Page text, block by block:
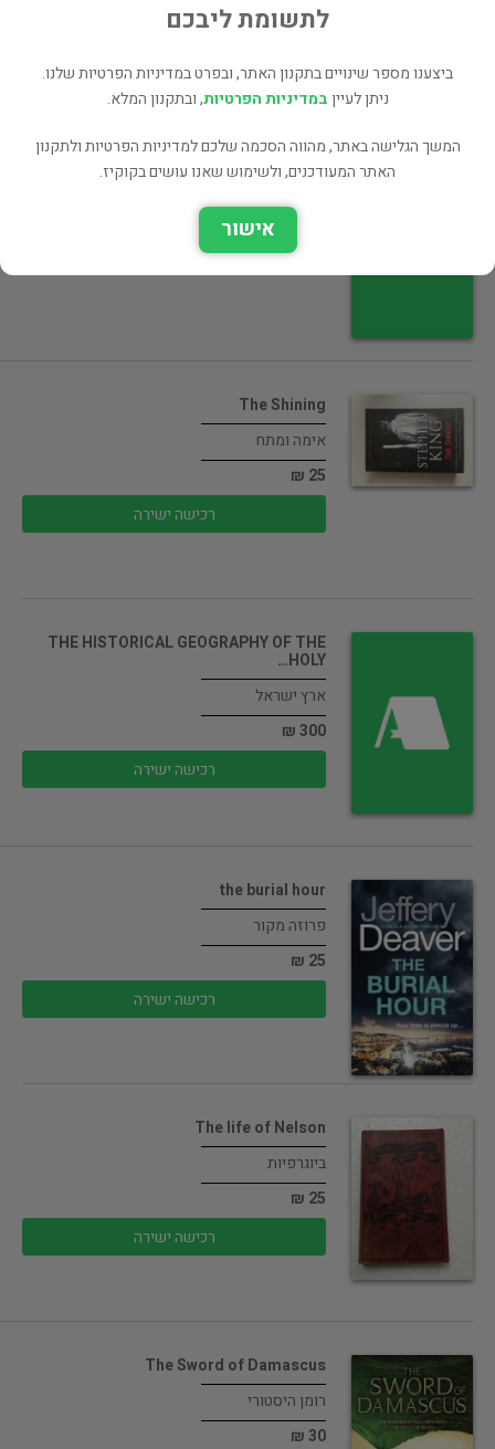
Dune - 50th Anniversary Edition חולית…
מדע בדיוני ופנטזיה
רכישה ישירה
The Shining
אימה ומתח
25 ₪
רכישה ישירה
THE HISTORICAL GEOGRAPHY OF THE
HOLY…
ארץ ישראל
300 ₪
רכישה ישירה
the burial hour
פרוזה מקור
25 ₪
רכישה ישירה
The life of Nelson
ביוגרפיות
25 ₪
רכישה ישירה
The Sword of Damascus
רומן היסטורי
30 ₪
לתשומת ליבכם
ביצענו מספר שינויים בתקנון האתר, ובפרט במדיניות הפרטיות שלנו.
ניתן לעייןבמדיניות הפרטיות, ובתקנון המלא.
המשך הגלישה באתר, מהווה הסכמה שלכם למדיניות הפרטיות ולתקנון
האתר המעודכנים, ולשימוש שאנו עושים בקוקיז.
אישור